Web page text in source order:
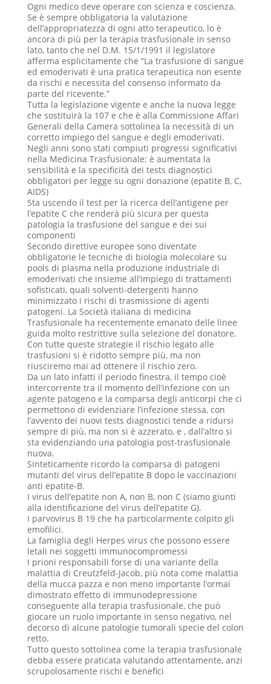
Ogni medico deve operare con scienza e coscienza.
Se è sempre obbligatoria la valutazione
dell’appropriatezza di ogni atto terapeutico, lo è
ancora di più per la terapia trasfusionale in senso
lato, tanto che nel D.M. 15/1/1991 il legislatore
afferma esplicitamente che “La trasfusione di sangue
ed emoderivati è una pratica terapeutica non esente
da rischi e necessita del consenso informato da
parte del ricevente.”
Tutta la legislazione vigente e anche la nuova legge
che sostituirà la 107 e che è alla Commissione Affari
Generali della Camera sottolinea la necessità di un
corretto impiego del sangue e degli emoderivati.
Negli anni sono stati compiuti progressi significativi
nella Medicina Trasfusionale: è aumentata la
sensibilità e la specificità dei tests diagnostici
obbligatori per legge su ogni donazione (epatite B, C,
AIDS)
Sta uscendo il test per la ricerca dell’antigene per
l’epatite C che renderà più sicura per questa
patologia la trasfusione del sangue e dei sui
componenti
Secondo direttive europee sono diventate
obbligatorie le tecniche di biologia molecolare su
pools di plasma nella produzione industriale di
emoderivati che insieme all’impiego di trattamenti
sofisticati, quali solventi-detergenti hanno
minimizzato i rischi di trasmissione di agenti
patogeni. La Società italiana di medicina
Trasfusionale ha recentemente emanato delle linee
guida molto restrittive sulla selezione del donatore.
Con tutte queste strategie il rischio legato alle
trasfusioni si è ridotto sempre più, ma non
riusciremo mai ad ottenere il rischio zero.
Da un lato infatti il periodo finestra, il tempo cioè
intercorrente tra il momento dell’infezione con un
agente patogeno e la comparsa degli anticorpi che ci
permettono di evidenziare l’infezione stessa, con
l’avvento dei nuovi tests diagnostici tende a ridursi
sempre di più, ma non si è azzerato, e , dall’altro si
sta evidenziando una patologia post-trasfusionale
nuova.
Sinteticamente ricordo la comparsa di patogeni
mutanti del virus dell’epatite B dopo le vaccinazioni
anti epatite-B.
I virus dell’epatite non A, non B, non C (siamo giunti
alla identificazione del virus dell’epatite G).
I parvovirus B 19 che ha particolarmente colpito gli
emofilici.
La famiglia degli Herpes virus che possono essere
letali nei soggetti immunocompromessi
I prioni responsabili forse di una variante della
malattia di Creutzfeld-Jacob, più nota come malattia
della mucca pazza e non meno importante l’ormai
dimostrato effetto di immunodepressione
conseguente alla terapia trasfusionale, che può
giocare un ruolo importante in senso negativo, nel
decorso di alcune patologie tumorali specie del colon
retto.
Tutto questo sottolinea come la terapia trasfusionale
debba essere praticata valutando attentamente, anzi
scrupolosamente rischi e benefici